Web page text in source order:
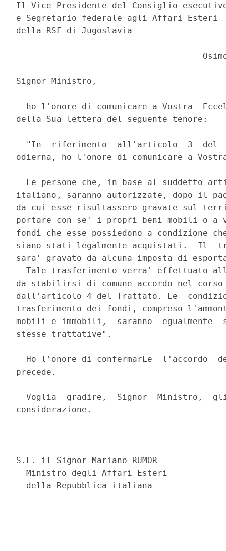
Il Vice Presidente del Consiglio
e Segretario federale agli Affari Esteri
della RSF di Jugoslavia
Signor Ministro,
ho l'onore di comunicare a Vostra
della Sua lettera del seguente tenore:
"In  riferimento  all'articolo  3  del
odierna, ho l'onore di comunicare a
Le persone che, in base al suddetto
italiano, saranno autorizzate, dopo il
da cui esse risultassero gravate sul
portare con se' i propri beni mobili o
fondi che esse possiedono a
siano stati legalmente acquistati.  Il
sara' gravato da alcuna imposta di
Tale trasferimento verra' effettuato
da stabilirsi di comune accordo nel
dall'articolo 4 del Trattato. Le
trasferimento dei fondi, compreso
mobili e immobili,  saranno
stesse trattative".
Ho l'onore di confermarLe  l'accordo
precede.
Voglia  gradire,  Signor  Ministro,
considerazione.
S.E. il Signor Mariano RUMOR
  Ministro degli Affari Esteri